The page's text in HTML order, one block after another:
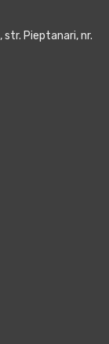
str. Pieptanari, nr.